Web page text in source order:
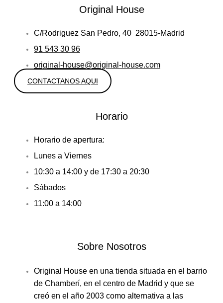
Original House
C/Rodriguez San Pedro, 40 28015-Madrid
91 543 30 96
original-house@original-house.com
CONTACTANOS AQUI
Horario
Horario de apertura:
Lunes a Viernes
10:30 a 14:00 y de 17:30 a 20:30
Sábados
11:00 a 14:00
Sobre Nosotros
Original House en una tienda situada en el barrio
de Chamberí, en el centro de Madrid y que se
creó en el año 2003 como alternativa a las